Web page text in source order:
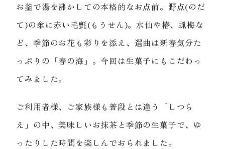
お釜で湯を沸かしての本格的なお点前。野点(のだ
て)の傘に赤い毛氈(もうせん)。水仙や椿、蝋梅な
ど、季節のお花も彩りを添え、選曲は新春気分た
っぷりの「春の海」。今回は生菓子にもこだわっ
てみました。
ご利用者様、ご家族様も普段とは違う「しつら
え」の中、美味しいお抹茶と季節の生菓子で、ゆ
ったりした時間を楽しんでおられました。